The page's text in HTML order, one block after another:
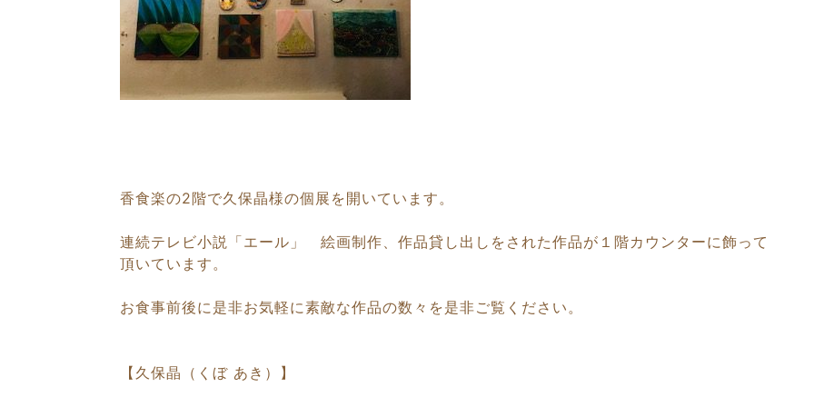
香食楽の2階で久保晶様の個展を開いています。
連続テレビ小説「エール」 絵画制作、作品貸し出しをされた作品が１階カウンターに飾って
頂いています。
お食事前後に是非お気軽に素敵な作品の数々を是非ご覧ください。
【久保晶（くぼ あき）】